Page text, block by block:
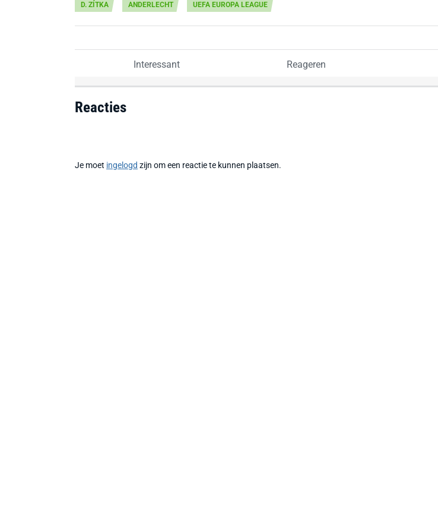
D. ZÍTKA ANDERLECHT UEFA EUROPA LEAGUE
Interessant Reageren
Reacties
Je moet ingelogd zijn om een reactie te kunnen plaatsen.